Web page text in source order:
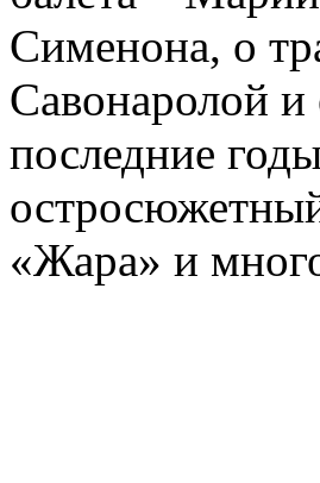
Сименона, о
Савонаролой
последние
«Жара» и